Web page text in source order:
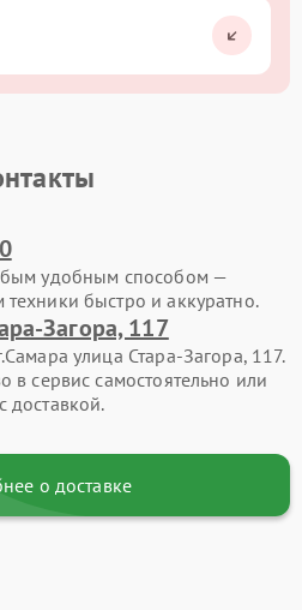
удобным способом —
быстро и аккуратно.
Загора, 117
улица Стара-Загора, 117.
в сервис самостоятельно или
доставкой.
о доставке